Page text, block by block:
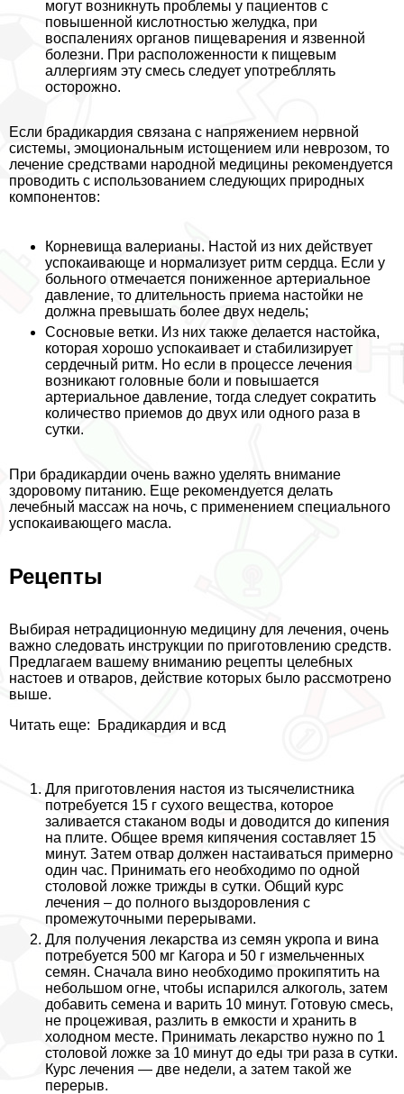
могут возникнуть проблемы у пациентов с
повышенной кислотностью желудка, при
воспалениях органов пищеварения и язвенной
болезни. При расположенности к пищевым
аллергиям эту смесь следует употрeбллять
осторожно.
Если брадикардия связана с напряжением нервной
системы, эмоциональным истощением или неврозом, то
лечение средствами народной медицины рекомендуется
проводить с использованием следующих природных
компонентов:
Корневища валерианы. Настой из них действует
успокаивающе и нормализует ритм сердца. Если у
больного отмечается пониженное артериальное
давление, то длительность приема настойки не
должна превышать более двух недель;
Сосновые ветки. Из них также делается настойка,
которая хорошо успокаивает и стабилизирует
сердечный ритм. Но если в процессе лечения
возникают головные боли и повышается
артериальное давление, тогда следует сократить
количество приемов до двух или одного раза в
сутки.
При брадикардии очень важно уделять внимание
здоровому питанию. Еще рекомендуется делать
лечебный массаж на ночь, с применением специального
успокаивающего масла.
Рецепты
Выбирая нетрадиционную медицину для лечения, очень
важно следовать инструкции по приготовлению средств.
Предлагаем вашему вниманию рецепты целебных
настоев и отваров, действие которых было рассмотрено
выше.
Читать еще:
Брадикардия и всд
Для приготовления настоя из тысячелистника
потребуется 15 г сухого вещества, которое
заливается стаканом воды и доводится до кипения
на плите. Общее время кипячения составляет 15
минут. Затем отвар должен настаиваться примерно
один час. Принимать его необходимо по одной
столовой ложке трижды в сутки. Общий курс
лечения – до полного выздоровления с
промежуточными перерывами.
Для получения лекарства из семян укропа и вина
потребуется 500 мг Кагора и 50 г измельченных
семян. Сначала вино необходимо прокипятить на
небольшом огне, чтобы испарился алкоголь, затем
добавить семена и варить 10 минут. Готовую смесь,
не процеживая, разлить в емкости и хранить в
холодном месте. Принимать лекарство нужно по 1
столовой ложке за 10 минут до еды три раза в сутки.
Курс лечения — две недели, а затем такой же
перерыв.